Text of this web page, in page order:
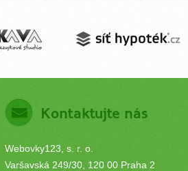
Kontaktujte nás
Webovky123, s. r. o.
Varšavská 249/30, 120 00 Praha 2